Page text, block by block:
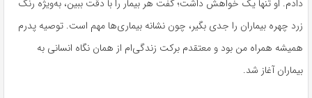
دادم. او تنها یک خواهش داشت؛ گفت هر بیمار را با دقت ببین، به‌ویژه رنگ
زرد چهره بیماران را جدی بگیر، چون نشانه بیماری‌ها مهم است. توصیه پدرم
همیشه همراه من بود و معتقدم برکت زندگی‌ام از همان نگاه انسانی به
بیماران آغاز شد.